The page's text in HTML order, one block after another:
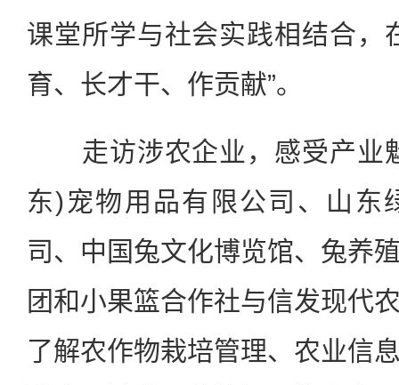
课堂所学与社会实践相结合，
育、长才干、作贡献”。
走访涉农企业，感受产业
东)宠物用品有限公司、山东
司、中国兔文化博览馆、兔养
团和小果篮合作社与信发现代
了解农作物栽培管理、农业信